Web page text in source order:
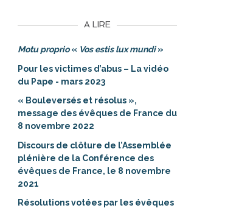
A LIRE
Motu proprio« Vos estis lux mundi»
Pour les victimes d’abus – La vidéo
du Pape - mars 2023
« Bouleversés et résolus »,
message des évêques de France du
8 novembre 2022
Discours de clôture de l’Assemblée
plénière de la Conférence des
évêques de France, le 8 novembre
2021
Résolutions votées par les évêques